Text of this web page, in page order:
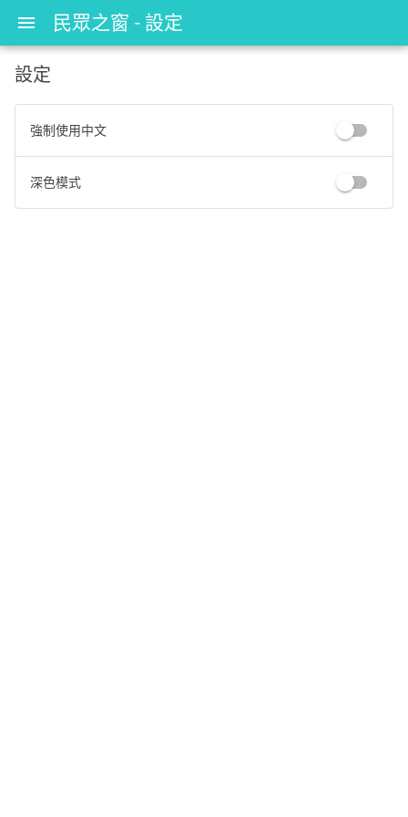
menu 民眾之窗 - 設定
設定
強制使用中文
深色模式